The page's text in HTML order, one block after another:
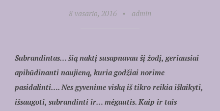
8 vasario, 2016 • admin
Subrandintas… šią naktį susapnavau šį žodį, geriausiai
apibūdinanti naujieną, kuria godžiai norime
pasidalinti…. Nes gyvenime viską iš tikro reikia išlaikyti,
išsaugoti, subrandinti ir… mėgautis. Kaip ir tais